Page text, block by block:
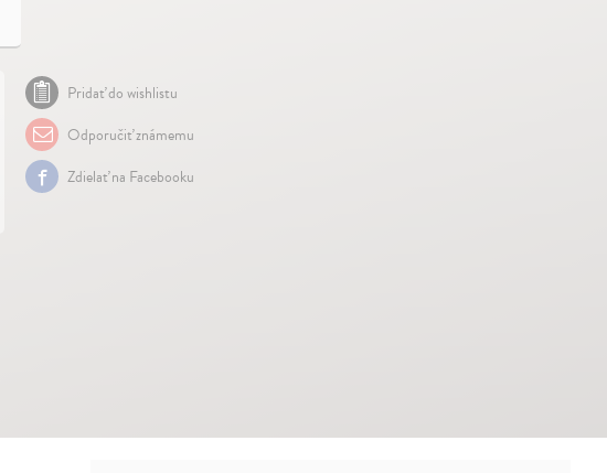
Pridať do wishlistu
Odporučiť známemu
Zdielať na Facebooku